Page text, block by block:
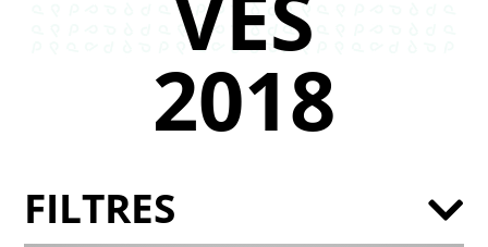
2018
FILTRES